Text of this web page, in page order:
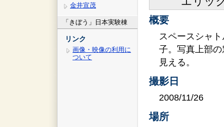
金井宣茂
「きぼう」日本実験棟
リンク
画像・映像の利用に
ついて
概要
スペースシャ
子。写真上部
見える。
撮影日
2008/11/26
場所